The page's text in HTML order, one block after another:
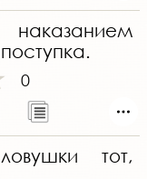
0
тот,